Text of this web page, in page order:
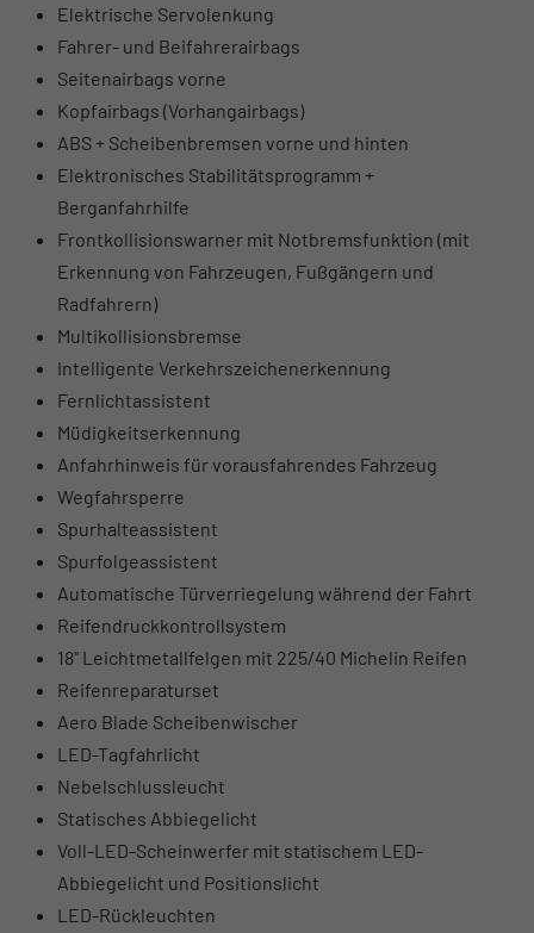
Elektrische Servolenkung
Fahrer- und Beifahrerairbags
Seitenairbags vorne
Kopfairbags (Vorhangairbags)
ABS + Scheibenbremsen vorne und hinten
Elektronisches Stabilitätsprogramm +
Berganfahrhilfe
Frontkollisionswarner mit Notbremsfunktion (mit
Erkennung von Fahrzeugen, Fußgängern und
Radfahrern)
Multikollisionsbremse
Intelligente Verkehrszeichenerkennung
Fernlichtassistent
Müdigkeitserkennung
Anfahrhinweis für vorausfahrendes Fahrzeug
Wegfahrsperre
Spurhalteassistent
Spurfolgeassistent
Automatische Türverriegelung während der Fahrt
Reifendruckkontrollsystem
18" Leichtmetallfelgen mit 225/40 Michelin Reifen
Reifenreparaturset
Aero Blade Scheibenwischer
LED-Tagfahrlicht
Nebelschlussleucht
Statisches Abbiegelicht
Voll-LED-Scheinwerfer mit statischem LED-
Abbiegelicht und Positionslicht
LED-Rückleuchten